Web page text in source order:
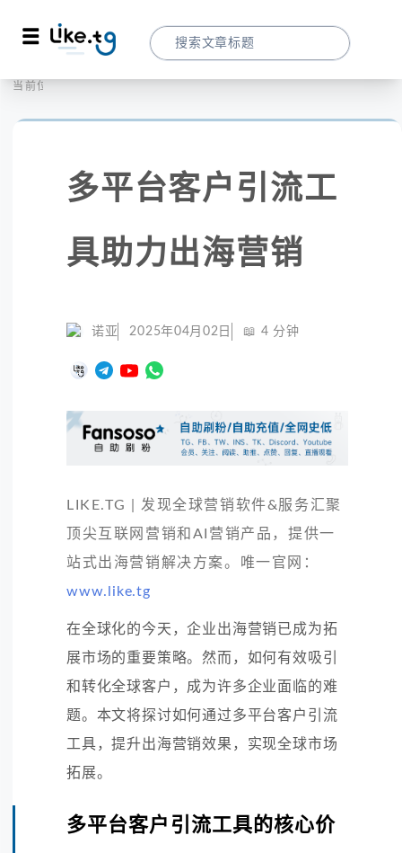
当前位置：
多平台客户引流工
具助力出海营销
诺亚 2025年04月02日 📖 4 分钟
LIKE.TG | 发现全球营销软件&服务汇聚
顶尖互联网营销和AI营销产品，提供一
站式出海营销解决方案。唯一官网：
www.like.tg
在全球化的今天，企业出海营销已成为拓
展市场的重要策略。然而，如何有效吸引
和转化全球客户，成为许多企业面临的难
题。本文将探讨如何通过多平台客户引流
工具，提升出海营销效果，实现全球市场
拓展。
多平台客户引流工具的核心价